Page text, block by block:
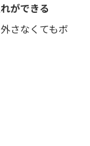
ができる
さなくてもボ